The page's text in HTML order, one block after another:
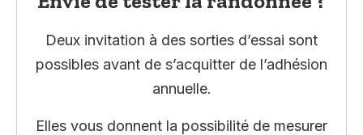
Deux invitation à des sorties d’essai sont
possibles avant de s’acquitter de l’adhésion
annuelle.
Elles vous donnent la possibilité de mesurer